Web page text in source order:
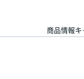
商品情報